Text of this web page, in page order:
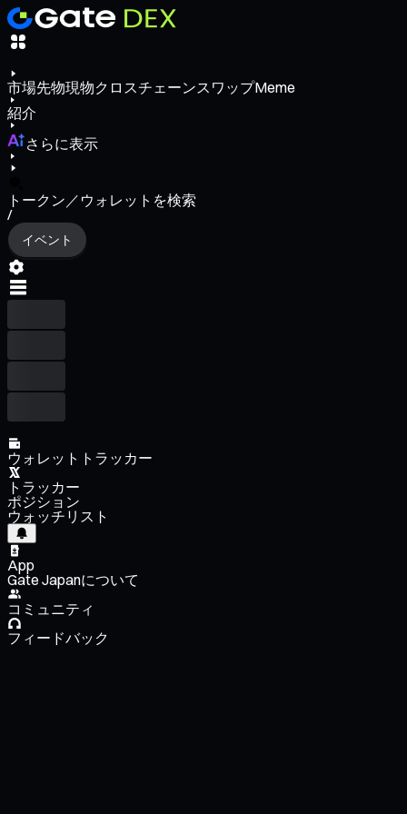
市場先物現物クロスチェーンスワップMeme
紹介
さらに表示
トークン／ウォレットを検索
/
イベント
ウォレットトラッカー
トラッカー
ポジション
ウォッチリスト
App
Gate Japanについて
コミュニティ
フィードバック